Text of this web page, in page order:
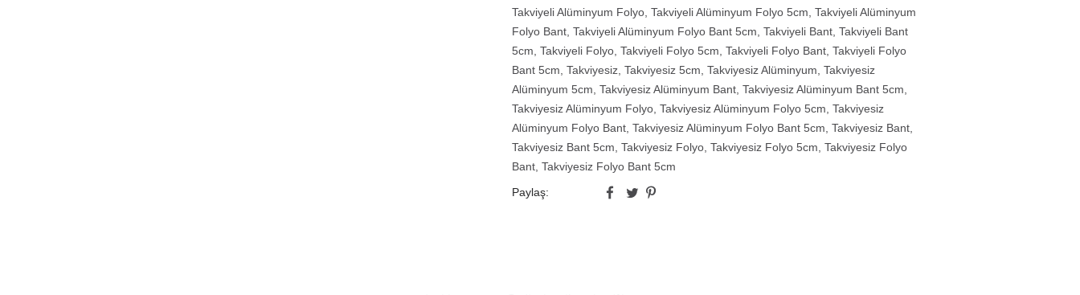
Takviyeli Alüminyum Folyo, Takviyeli Alüminyum Folyo 5cm Takviyeli Alüminyum
Folyo Bant, Takviyeli Alüminyum Folyo Bant 5cm Takviyeli Bant, Takviyeli Bant
5cm Takviyeli Folyo, Takviyeli Folyo 5cm Takviyeli Folyo Bant, Takviyeli Folyo
Bant 5cm Takviyesiz, Takviyesiz 5cm Takviyesiz Alüminyum Takviyesiz
Alüminyum 5cm Takviyesiz Alüminyum Bant, Takviyesiz Alüminyum Bant 5cm
Takviyesiz Alüminyum Folyo, Takviyesiz Alüminyum Folyo 5cm Takviyesiz
Alüminyum Folyo Bant, Takviyesiz Alüminyum Folyo Bant 5cm Takviyesiz Bant,
Takviyesiz Bant 5cm Takviyesiz Folyo, Takviyesiz Folyo 5cm Takviyesiz Folyo
Bant, Takviyesiz Folyo Bant 5cm
Paylaş: